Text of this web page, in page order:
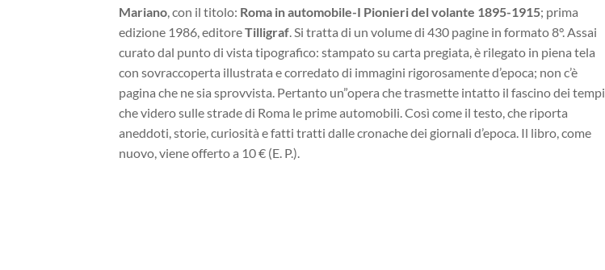
Mariano , con il titolo: Roma in automobile-I Pionieri del volante 1895-1915; prima
edizione 1986, editoreTilligraf . Si tratta di un volume di 430 pagine in formato 8°. Assai
curato dal punto di vista tipografico: stampato su carta pregiata, è rilegato in piena tela
con sovraccoperta illustrata e corredato di immagini rigorosamente d’epoca; non c’è
pagina che ne sia sprovvista. Pertanto un”opera che trasmette intatto il fascino dei tempi
che videro sulle strade di Roma le prime automobili. Così come il testo, che riporta
aneddoti, storie, curiosità e fatti tratti dalle cronache dei giornali d’epoca. Il libro, come
nuovo, viene offerto a 10 € (E. P.).